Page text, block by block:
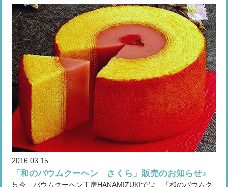
2016.03.15
「和のバウムクーヘン さくら」販売のお知らせ♪
只今、バウムクーヘン工房HANAMIZUKIでは、「和のバウムク